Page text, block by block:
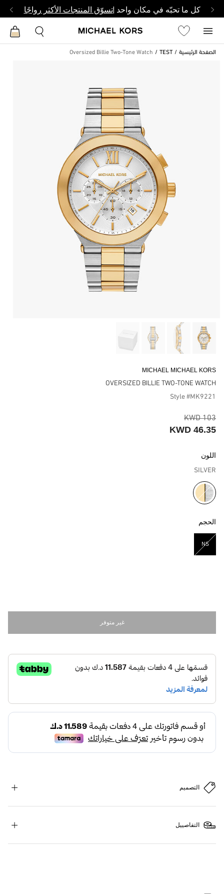
كل ما تحبّه في مكان واحد |تسوّق المنتجات الأكثر رواجًا
الصفحة الرئيسية TEST
Oversized Billie Two-Tone Watch
MICHAEL MICHAEL KORS
OVERSIZED BILLIE TWO-TONE WATCH
Style #MK9221
103 KWD
46.35 KWD
اللون
SILVER
مختار
الحجم
NS
مختار
غير متوفر
التصميم
التفاصييل